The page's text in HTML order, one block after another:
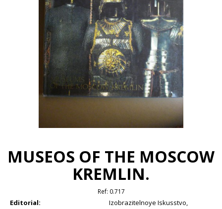
MUSEOS OF THE MOSCOW
KREMLIN.
Ref: 0.717
Editorial:
Izobrazitelnoye Iskusstvo,